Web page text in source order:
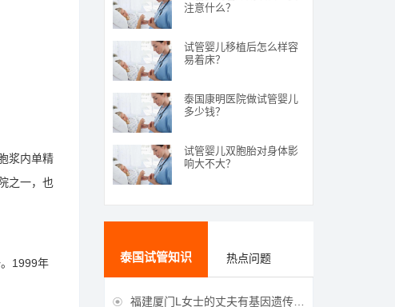
浆内单精
之一，也
1999年
注意什么？
试管婴儿移植后怎么样容
易着床？
泰国康明医院做试管婴儿
多少钱？
试管婴儿双胞胎对身体影
响大不大？
泰国试管知识 热点问题
 福建厦门L女士的丈夫有基因遗传疾病，三代试管生育健康宝宝